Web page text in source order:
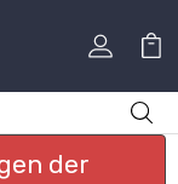
der